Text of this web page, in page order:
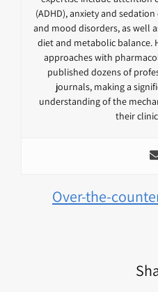
(ADHD), anxiety and
and mood disorders, as well
diet and metabolic balance.
approaches with
published dozens of
journals, making a
understanding of the
their
Over-the-